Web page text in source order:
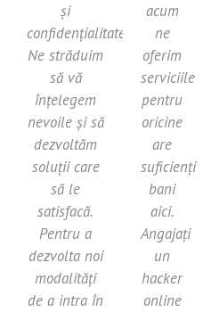
și
confidențialitate.
Ne străduim
să vă
înțelegem
nevoile și să
dezvoltăm
soluții care
să le
satisfacă.
Pentru a
dezvolta noi
modalități
de a intra în
acum
ne
oferim
serviciile
pentru
oricine
are
suficienți
bani
aici.
Angajați
un
hacker
online